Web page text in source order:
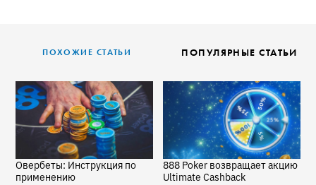
ПОХОЖИЕ СТАТЬИ ПОПУЛЯРНЫЕ СТАТЬИ
Овербеты: Инструкция по
применению
888 Poker возвращает акцию
Ultimate Cashback